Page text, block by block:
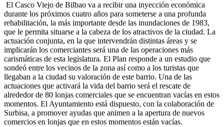
El Casco Viejo de Bilbao va a recibir una inyección económica
durante los próximos cuatro años para someterse a una profunda
rehabilitación, la más importante desde las inundaciones de 1983,
que le permita situarse a la cabeza de los atractivos de la ciudad. La
actuación conjunta, en la que intervendrán distintas áreas y se
implicarán los comerciantes será una de las operaciones más
carismáticas de esta legislatura. El Plan responde a un estudio que
sondeó entre los vecinos de la zona así como a los turistas que
llegaban a la ciudad su valoración de este barrio. Una de las
actuaciones que activará la vida del barrio será el rescate de
alrededor de 80 lonjas comerciales que se encuentran vacías en estos
momentos. El Ayuntamiento está dispuesto, con la colaboración de
Surbisa, a promover ayudas que animen a la apertura de nuevos
comercios en lonjas que en estos momentos están vacías.